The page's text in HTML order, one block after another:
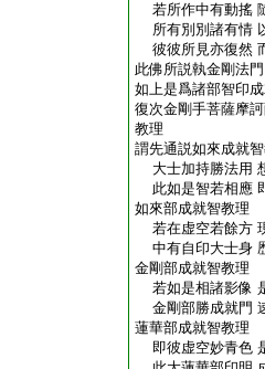
若所作中有動搖
所有別別諸有情
彼彼所見亦復然
此佛所説執金剛法門
如上是爲諸部智印
復次金剛手菩薩摩
教理
謂先通説如來成就
大士加持勝法用
此如是智若相應
如來部成就智教理
若在虚空若餘方
中有自印大士身
金剛部成就智教理
若如是相諸影像
金剛部勝成就門
蓮華部成就智教理
即彼虚空妙青色